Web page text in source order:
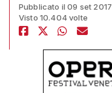
Pubblicato il 09 set 2017
Visto 10.404 volte